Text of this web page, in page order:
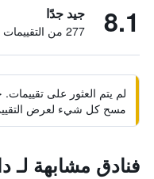
8.1 جيد جدًا
277 من التقييمات تم التحقق منها
لم يتم العثور على
مسح كل شيء لعرض
فنادق مشابهة لـ